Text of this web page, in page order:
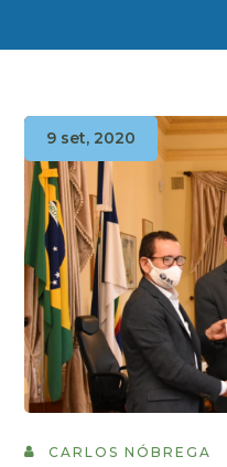
9 set, 2020
CARLOS NÓBREGA